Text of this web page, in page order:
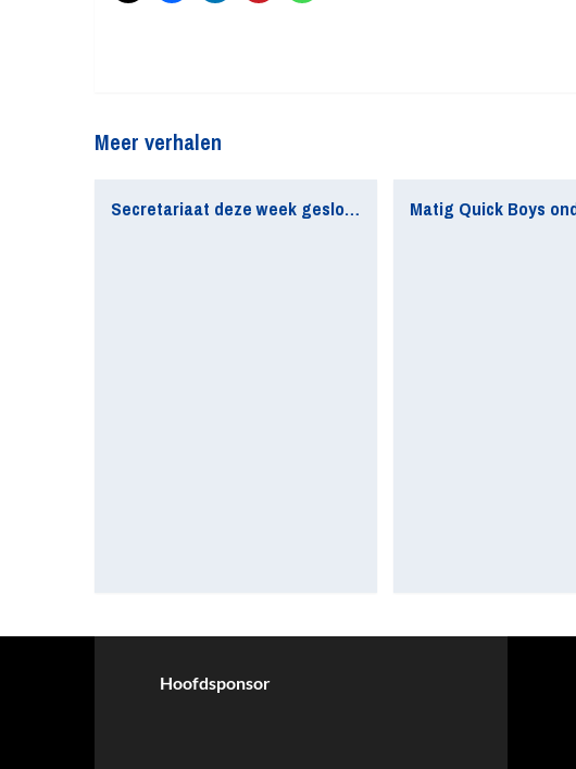
Meer verhalen
Secretariaat deze week gesloten
Hoofdsponsor